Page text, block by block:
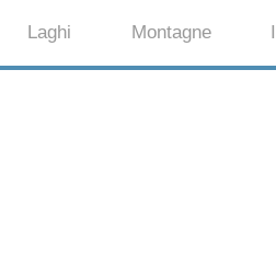
Laghi Montagne